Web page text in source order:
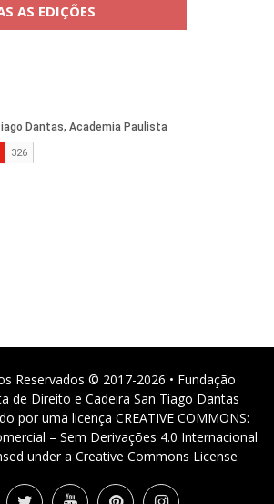
AS EDIÇÕES
Reservados © 2017-2026 • Fundação
de Direito e Cadeira San Tiago Dantas
por uma licença CREATIVE COMMONS:
– Sem Derivações 4.0 Internacional
under a Creative Commons License